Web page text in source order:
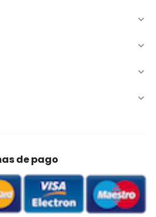




de pago